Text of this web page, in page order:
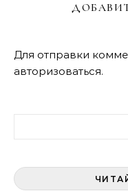
Для отправки
авторизоваться.